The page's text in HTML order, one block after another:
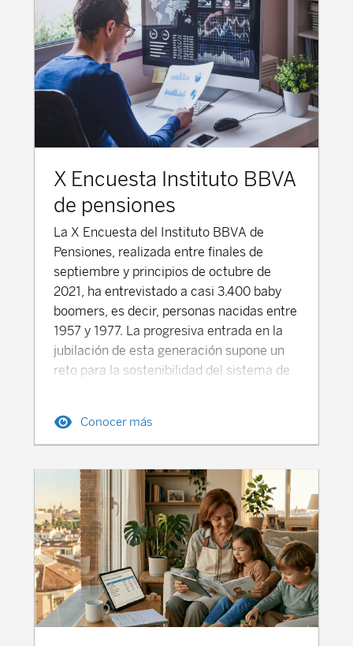
Siete de cada diez ‘baby boomers’ creen
que su vida de jubilación será peor que la
de los actuales.
X Encuesta Instituto BBVA
de pensiones
La X Encuesta del Instituto BBVA de
Pensiones, realizada entre finales de
septiembre y principios de octubre de
2021, ha entrevistado a casi 3.400 baby
boomers, es decir, personas nacidas entre
1957 y 1977. La progresiva entrada en la
jubilación de esta generación supone un
reto para la sostenibilidad del sistema de
laborales más largas y con sueldos
relativamente elevados. Esto
supone pensiones más altas financiadas a
base de las cotizaciones de generaciones
bastante menos numerosas. A su vez,
cabe destacar que el número de mujeres
trabajadoras que forman parte de este
grupo es mayor que en ningún otro
periodo histórico. Descarga la X Encuesta
Instituto BBVA de pensiones
Conocer más